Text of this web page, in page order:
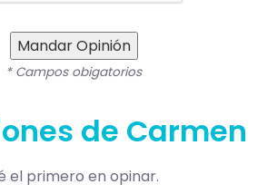
Mandar Opinión
* Campos obigatorios
de Carmen
el primero en opinar.